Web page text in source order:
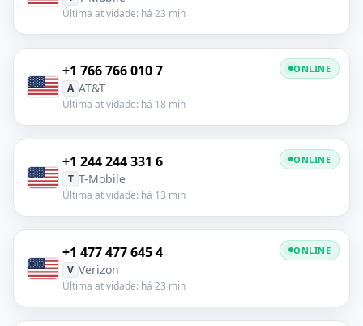
Última atividade: há 23 min
+1 766 766 010 7
A AT&T
Última atividade: há 18 min
ONLINE
+1 244 244 331 6
T T-Mobile
Última atividade: há 13 min
ONLINE
+1 477 477 645 4
V Verizon
Última atividade: há 23 min
ONLINE